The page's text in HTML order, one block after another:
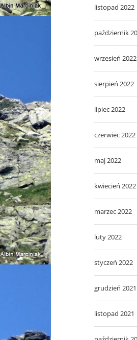
listopad 2022
październik
wrzesień 2022
sierpień 2022
lipiec 2022
czerwiec 2022
maj 2022
kwiecień 2022
marzec 2022
luty 2022
styczeń 2022
grudzień 2021
listopad 2021